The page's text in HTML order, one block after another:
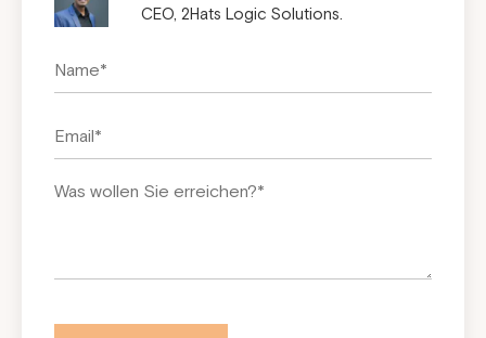
CEO, 2Hats Logic Solutions.